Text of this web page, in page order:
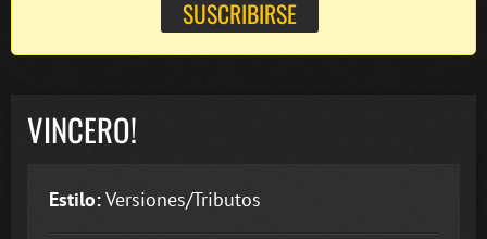
VINCERO!
Estilo:Versiones/Tributos